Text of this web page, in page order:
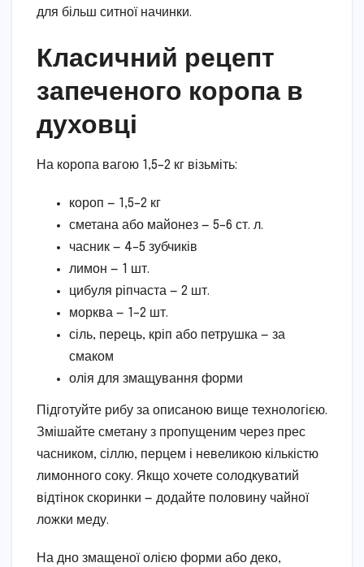
для більш ситної начинки.
Класичний рецепт
запеченого коропа в
духовці
На коропа вагою 1,5–2 кг візьміть:
короп — 1,5–2 кг
сметана або майонез — 5–6 ст. л.
часник — 4–5 зубчиків
лимон — 1 шт.
цибуля ріпчаста — 2 шт.
морква — 1–2 шт.
сіль, перець, кріп або петрушка — за
смаком
олія для змащування форми
Підготуйте рибу за описаною вище технологією.
Змішайте сметану з пропущеним через прес
часником, сіллю, перцем і невеликою кількістю
лимонного соку. Якщо хочете солодкуватий
відтінок скоринки — додайте половину чайної
ложки меду.
На дно змащеної олією форми або деко,